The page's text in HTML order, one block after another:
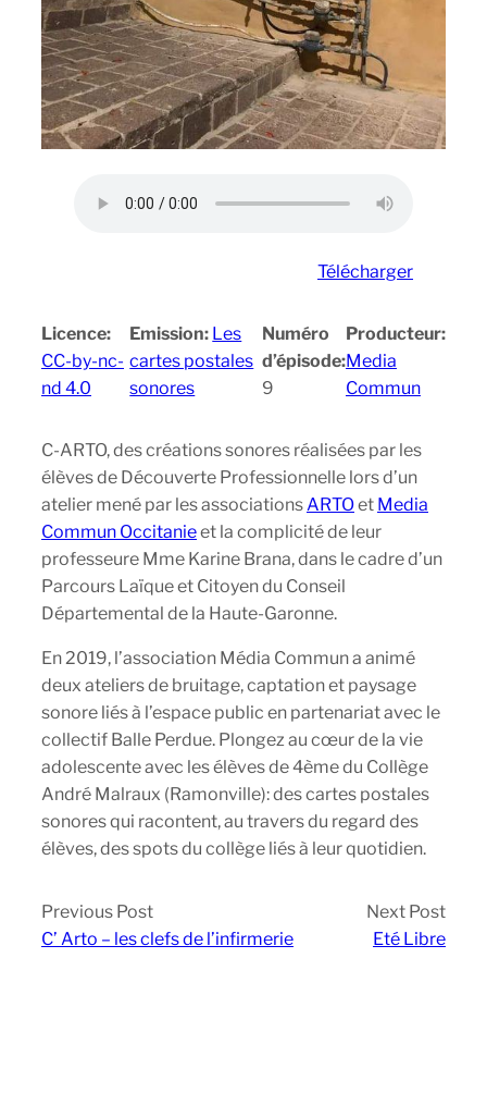
Télécharger
Licence:
CC-by-nc-
nd 4.0
Emission: Les
cartes postales
sonores
Numéro
d’épisode:
9
Producteur:
Media
Commun
C-ARTO, des créations sonores réalisées par les
élèves de Découverte Professionnelle lors d’un
atelier mené par les associations ARTOet Media
Commun Occitanieet la complicité de leur
professeure Mme Karine Brana, dans le cadre d’un
Parcours Laïque et Citoyen du Conseil
Départemental de la Haute-Garonne.
En 2019, l’association Média Commun a animé
deux ateliers de bruitage, captation et paysage
sonore liés à l’espace public en partenariat avec le
collectif Balle Perdue. Plongez au cœur de la vie
adolescente avec les élèves de 4ème du Collège
André Malraux (Ramonville): des cartes postales
sonores qui racontent, au travers du regard des
élèves, des spots du collège liés à leur quotidien.
Previous Post
C’ Arto – les clefs de l’infirmerie
Next Post
Eté Libre